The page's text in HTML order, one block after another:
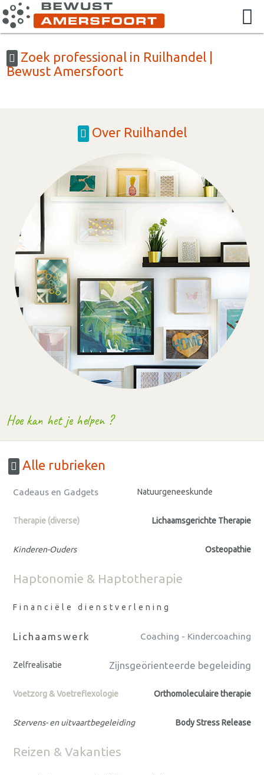
Zoek professional in Ruilhandel |
Bewust Amersfoort
Over Ruilhandel
Hoe kan het je helpen ?
Alle rubrieken
Cadeaus en Gadgets Natuurgeneeskunde
Therapie (diverse) Lichaamsgerichte Therapie
Kinderen-Ouders Osteopathie
Haptonomie & Haptotherapie
Financiële dienstverlening
Lichaamswerk Coaching - Kindercoaching
Zelfrealisatie Zijnsgeörienteerde begeleiding
Voetzorg & Voetreflexologie Orthomoleculaire therapie
Stervens- en uitvaartbegeleiding Body Stress Release
Reizen & Vakanties